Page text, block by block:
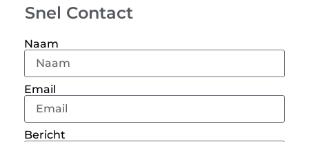
Snel Contact
Naam
Email
Bericht